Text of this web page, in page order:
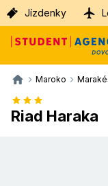
Jízdenky
Maroko
Riad Haraka